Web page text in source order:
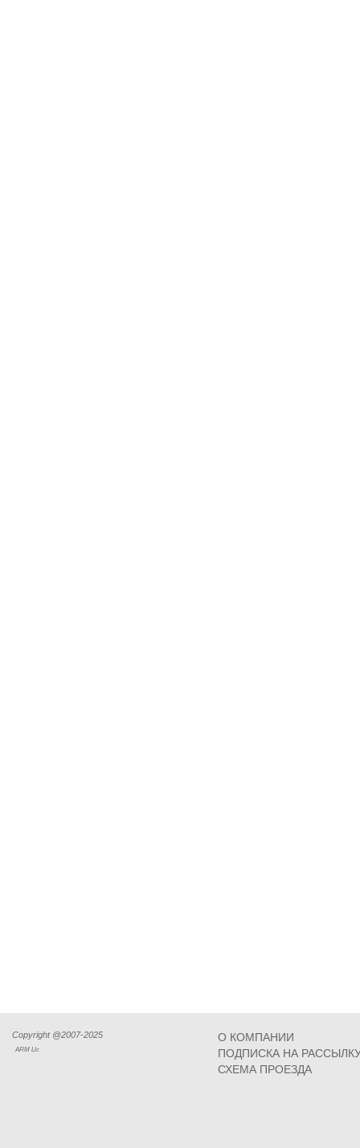
Copyright @2007-2025
ARM Llc
О КОМПАНИИ
ПОДПИСКА НА
СХЕМА ПРОЕЗДА